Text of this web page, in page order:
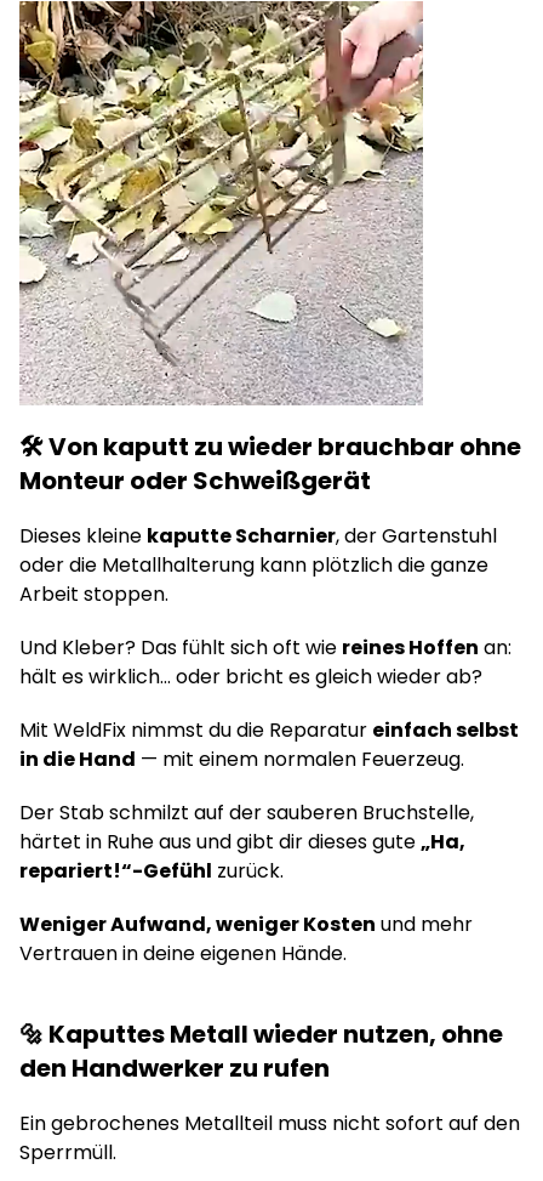
🛠️ Von kaputt zu wieder brauchbar ohne
Monteur oder Schweißgerät
Dieses kleine kaputte Scharnier, der Gartenstuhl
oder die Metallhalterung kann plötzlich die ganze
Arbeit stoppen.
Und Kleber? Das fühlt sich oft wie reines Hoffen an:
hält es wirklich… oder bricht es gleich wieder ab?
Mit WeldFix nimmst du die Reparatur einfach selbst
in die Hand — mit einem normalen Feuerzeug.
Der Stab schmilzt auf der sauberen Bruchstelle,
härtet in Ruhe aus und gibt dir dieses gute„Ha,
repariert!“-Gefühl zurück.
Weniger Aufwand, weniger Kosten und mehr
Vertrauen in deine eigenen Hände.
🔩 Kaputtes Metall wieder nutzen, ohne
den Handwerker zu rufen
Ein gebrochenes Metallteil muss nicht sofort auf den
Sperrmüll.